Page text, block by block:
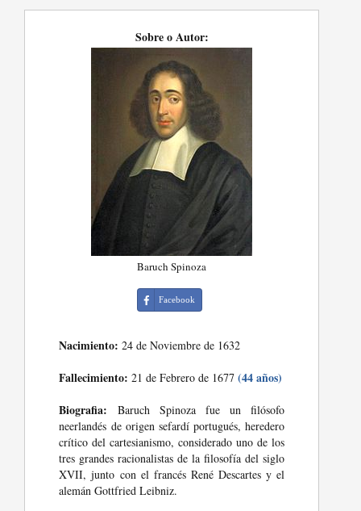
Sobre o Autor:
Baruch Spinoza
Facebook
Nacimiento: 24 de Noviembre de 1632
Fallecimiento: 21 de Febrero de 1677(44 años)
Biografia: Baruch Spinoza fue un filósofo
neerlandés de origen sefardí portugués, heredero
crítico del cartesianismo, considerado uno de los
tres grandes racionalistas de la filosofía del siglo
XVII, junto con el francés René Descartes y el
alemán Gottfried Leibniz.